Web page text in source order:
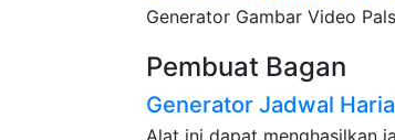
Generator Gambar Video
Pembuat Bagan
Generator Jadwal
Alat ini dapat menghasilkan